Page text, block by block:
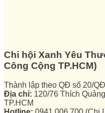
Chi hội Xanh Yêu
Công Cộng TP.HCM)
Thành lập theo QĐ số 20/
Địa chỉ: 120/76 Thích
TP.HCM